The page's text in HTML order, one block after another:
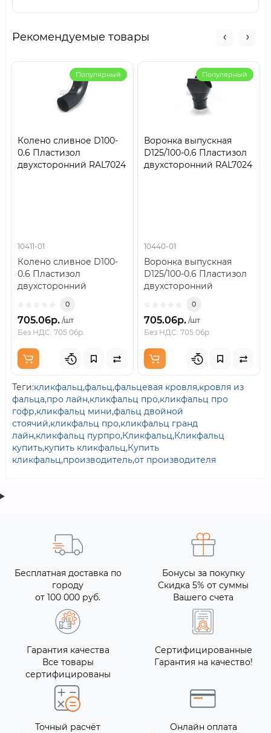
Рекомендуемые товары
Популярный
Колено сливное D100-
0.6 Пластизол
двухсторонний RAL7024
10411-01
Колено сливное D100-
0.6 Пластизол
двухсторонний
0
705.06р. /шт
Без НДС: 705.06р.
Популярный
Воронка выпускная
D125/100-0.6 Пластизол
двухсторонний RAL7024
10440-01
Воронка выпускная
D125/100-0.6 Пластизол
двухсторонний
0
705.06р. /шт
Без НДС: 705.06р.
Теги:кликфальц,фальц,фальцевая кровля,кровля из
фальца,про лайн,кликфальц про,кликфальц про
гофр,кликфальц мини,фальц двойной
стоячий,кликфальц про,кликфальц гранд
лайн,кликфальц пурпро,Кликфальц,Кликфальц
купить,купить кликфальц,Купить
кликфальц,производитель,от производителя
Бесплатная доставка по
городу
от 100 000 руб.
Бонусы за покупку
Скидка 5% от суммы
Вашего счета
Гарантия качества
Все товары
сертифицированы
Сертифицированные
Гарантия на качество!
Точный расчёт
Онлайн оплата